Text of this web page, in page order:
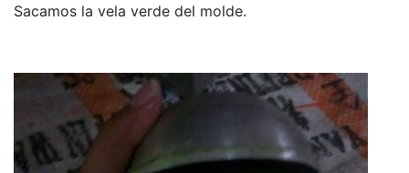
Sacamos la vela verde del molde.